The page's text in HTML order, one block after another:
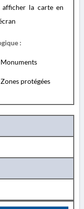
afficher la carte en
:
Monuments
Zones protégées